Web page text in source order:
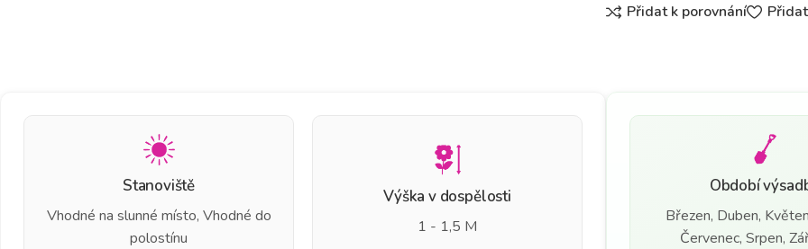
Přidat k porovnání
Stanoviště
Vhodné na slunné místo, Vhodné do
polostínu
Výška v dospělosti
1 - 1,5 M
Období
Březen, Duben,
Červenec, Srpen,